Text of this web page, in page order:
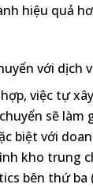
hiệu quả
với dịch
việc tự
sẽ làm
biệt với
kho trung
bên thứ ba